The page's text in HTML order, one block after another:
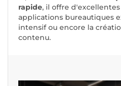
rapide, il offre
applications bureautiques
intensif ou encore la
contenu.